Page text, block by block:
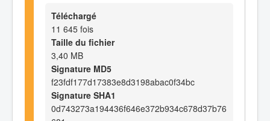
Téléchargé
11 645 fois
Taille du fichier
3,40 MB
Signature MD5
f23fdf177d17383e8d3198abac0f34bc
Signature SHA1
0d743273a194436f646e372b934c678d37b76